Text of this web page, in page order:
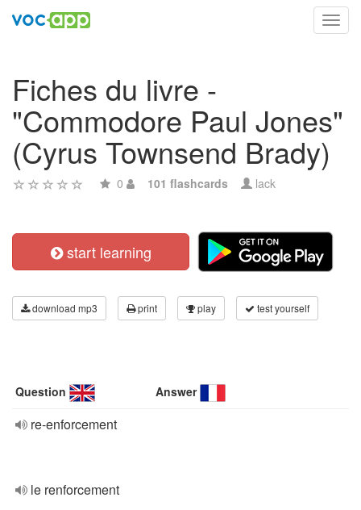
Fiches du livre -
"Commodore Paul Jones"
(Cyrus Townsend Brady)
0 101 flashcards lack
start learning
download mp3 print play test yourself
Question Answer
re-enforcement
le renforcement